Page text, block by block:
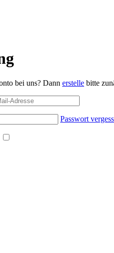
bei uns? Dann erstelle bitte
Passwort